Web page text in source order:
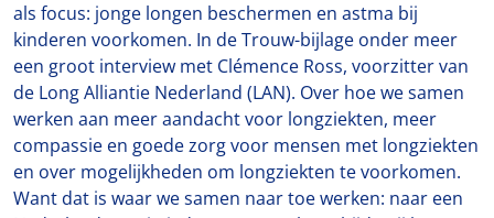
als focus: jonge longen beschermen en astma bij
kinderen voorkomen. In de Trouw-bijlage onder meer
een groot interview met Clémence Ross, voorzitter van
de Long Alliantie Nederland (LAN). Over hoe we samen
werken aan meer aandacht voor longziekten, meer
compassie en goede zorg voor mensen met longziekten
en over mogelijkheden om longziekten te voorkomen.
Want dat is waar we samen naar toe werken: naar een